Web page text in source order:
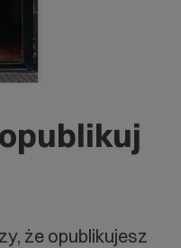
że opublikujesz